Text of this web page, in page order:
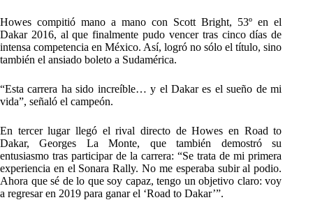
Howes compitió mano a mano con Scott Bright, 53º en el
Dakar 2016, al que finalmente pudo vencer tras cinco días de
intensa competencia en México. Así, logró no sólo el título, sino
también el ansiado boleto a Sudamérica.
“Esta carrera ha sido increíble… y el Dakar es el sueño de mi
vida”, señaló el campeón.
En tercer lugar llegó el rival directo de Howes en Road to
Dakar, Georges La Monte, que también demostró su
entusiasmo tras participar de la carrera: “Se trata de mi primera
experiencia en el Sonara Rally. No me esperaba subir al podio.
Ahora que sé de lo que soy capaz, tengo un objetivo claro: voy
a regresar en 2019 para ganar el ‘Road to Dakar’”.